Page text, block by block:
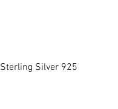
Sterling Silver 925